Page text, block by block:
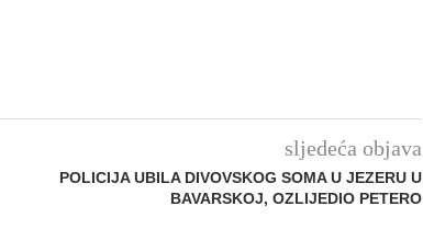
sljedeća objava
POLICIJA UBILA DIVOVSKOG SOMA U JEZERU U
BAVARSKOJ, OZLIJEDIO PETERO